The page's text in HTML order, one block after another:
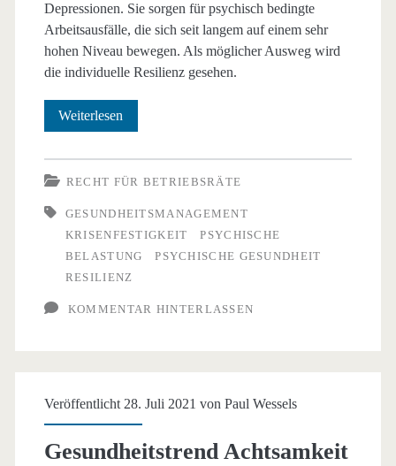
Depressionen. Sie sorgen für psychisch bedingte
Arbeitsausfälle, die sich seit langem auf einem sehr
hohen Niveau bewegen. Als möglicher Ausweg wird
die individuelle Resilienz gesehen.
Weiterlesen
das
Allheilmittel?
RECHT FÜR BETRIEBSRÄTE
GESUNDHEITSMANAGEMENT
KRISENFESTIGKEIT
PSYCHISCHE
BELASTUNG
PSYCHISCHE GESUNDHEIT
RESILIENZ
KOMMENTAR HINTERLASSEN
Veröffentlicht 28. Juli 2021 von Paul Wessels
Gesundheitstrend Achtsamkeit